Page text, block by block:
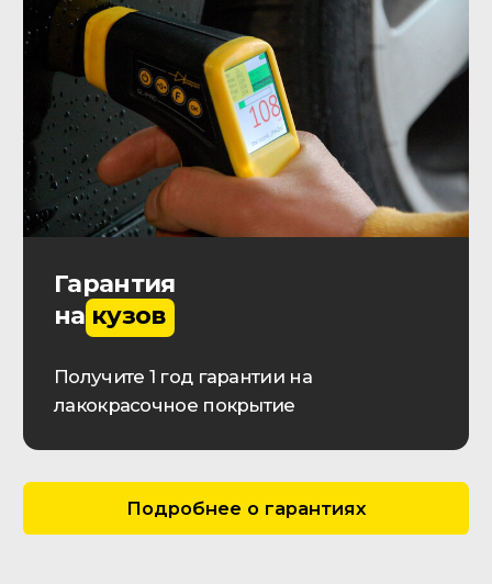
О КОМПАНИИ
Контактная информация
Выполненные заказы
Вакансии
Реквизиты
Прайс-лист
Проверка истории автомобиля
ОСАГО | КАСКО
Импорт автомобилей